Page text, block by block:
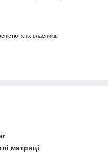
їхніх власників
матриці